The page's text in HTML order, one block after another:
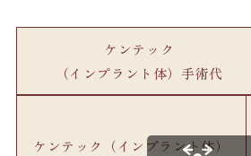
ケンテック
（インプラント体）手術代
ケンテック（インプラント体）